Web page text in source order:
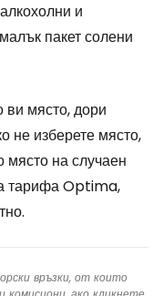
и
пакет солени
ви място, дори
не изберете място,
на случаен
тарифа Optima,
връзки, от които